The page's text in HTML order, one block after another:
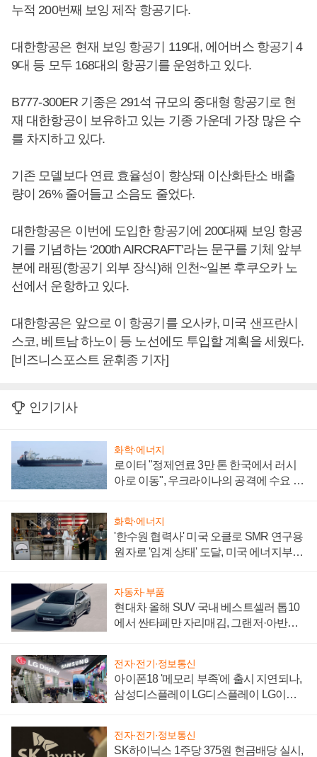
누적 200번째 보잉 제작 항공기다.
대한항공은 현재 보잉 항공기 119대, 에어버스 항공기 4
9대 등 모두 168대의 항공기를 운영하고 있다.
B777-300ER 기종은 291석 규모의 중대형 항공기로 현
재 대한항공이 보유하고 있는 기종 가운데 가장 많은 수
를 차지하고 있다.
기존 모델보다 연료 효율성이 향상돼 이산화탄소 배출
량이 26% 줄어들고 소음도 줄었다.
대한항공은 이번에 도입한 항공기에 200대째 보잉 항공
기를 기념하는 ‘200th AIRCRAFT’라는 문구를 기체 앞부
분에 래핑(항공기 외부 장식)해 인천~일본 후쿠오카 노
선에서 운항하고 있다.
대한항공은 앞으로 이 항공기를 오사카, 미국 샌프란시
스코, 베트남 하노이 등 노선에도 투입할 계획을 세웠다.
[비즈니스포스트 윤휘종 기자]
인기기사
화학·에너지
로이터 "정제연료 3만 톤 한국에서 러시
아로 이동", 우크라이나의 공격에 수요 늘
화학·에너지
'한수원 협력사' 미국 오클로 SMR 연구용
원자로 '임계 상태' 도달, 미국 에너지부
자동차·부품
현대차 올해 SUV 국내 베스트셀러 톱10
에서 싼타페만 자리매김, 그랜저·아반떼
전자·전기·정보통신
아이폰18 '메모리 부족'에 출시 지연되나,
삼성디스플레이 LG디스플레이 LG이노
전자·전기·정보통신
SK하이닉스 1주당 375원 현금배당 실시,